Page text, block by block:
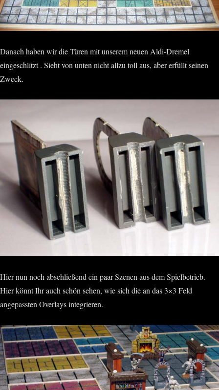
Danach haben wir die Türen mit unserem neuen Aldi-Dremel
eingeschlitzt . Sieht von unten nicht allzu toll aus, aber erfüllt seinen
Zweck.
Hier nun noch abschließend ein paar Szenen aus dem Spielbetrieb.
Hier könnt Ihr auch schön sehen, wie sich die an das 3×3 Feld
angepassten Overlays integrieren.